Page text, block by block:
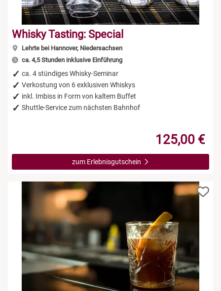
Whisky Tasting: Special
Lehrte bei Hannover, Niedersachsen
ca. 4,5 Stunden inklusive Einführung
ca. 4 stündiges Whisky-Seminar
Verkostung von 6 exklusiven Whiskys
inkl. Imbiss in Form von kaltem Buffet
Shuttle-Service zum nächsten Bahnhof
125,00 €
zum Erlebnisgutschein